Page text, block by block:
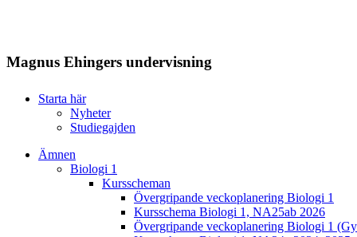
Magnus Ehingers undervisning
Starta här
Nyheter
Studiegajden
Ämnen
Biologi 1
Kursscheman
Övergripande veckoplanering Biologi 1
Kursschema Biologi 1, NA25ab 2026
Övergripande veckoplanering Biologi 1